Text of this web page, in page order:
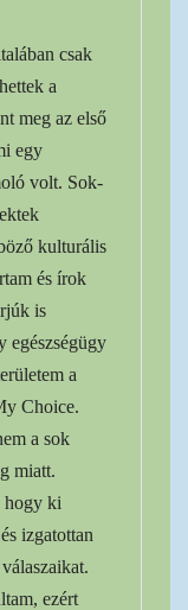
csak
a
meg az első
egy
volt. Sok-
kulturális
és írok
is
egészségügy
a
Choice.
a sok
miatt.
hogy ki
izgatottan
ezért